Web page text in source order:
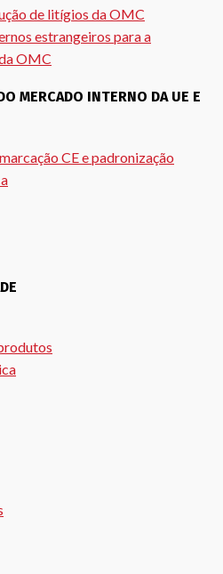
de litígios da OMC
estrangeiros para a
OMC
MERCADO INTERNO DA UE E
CE e padronização